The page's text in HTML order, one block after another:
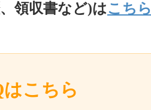
領収書など)はこちら
はこちら